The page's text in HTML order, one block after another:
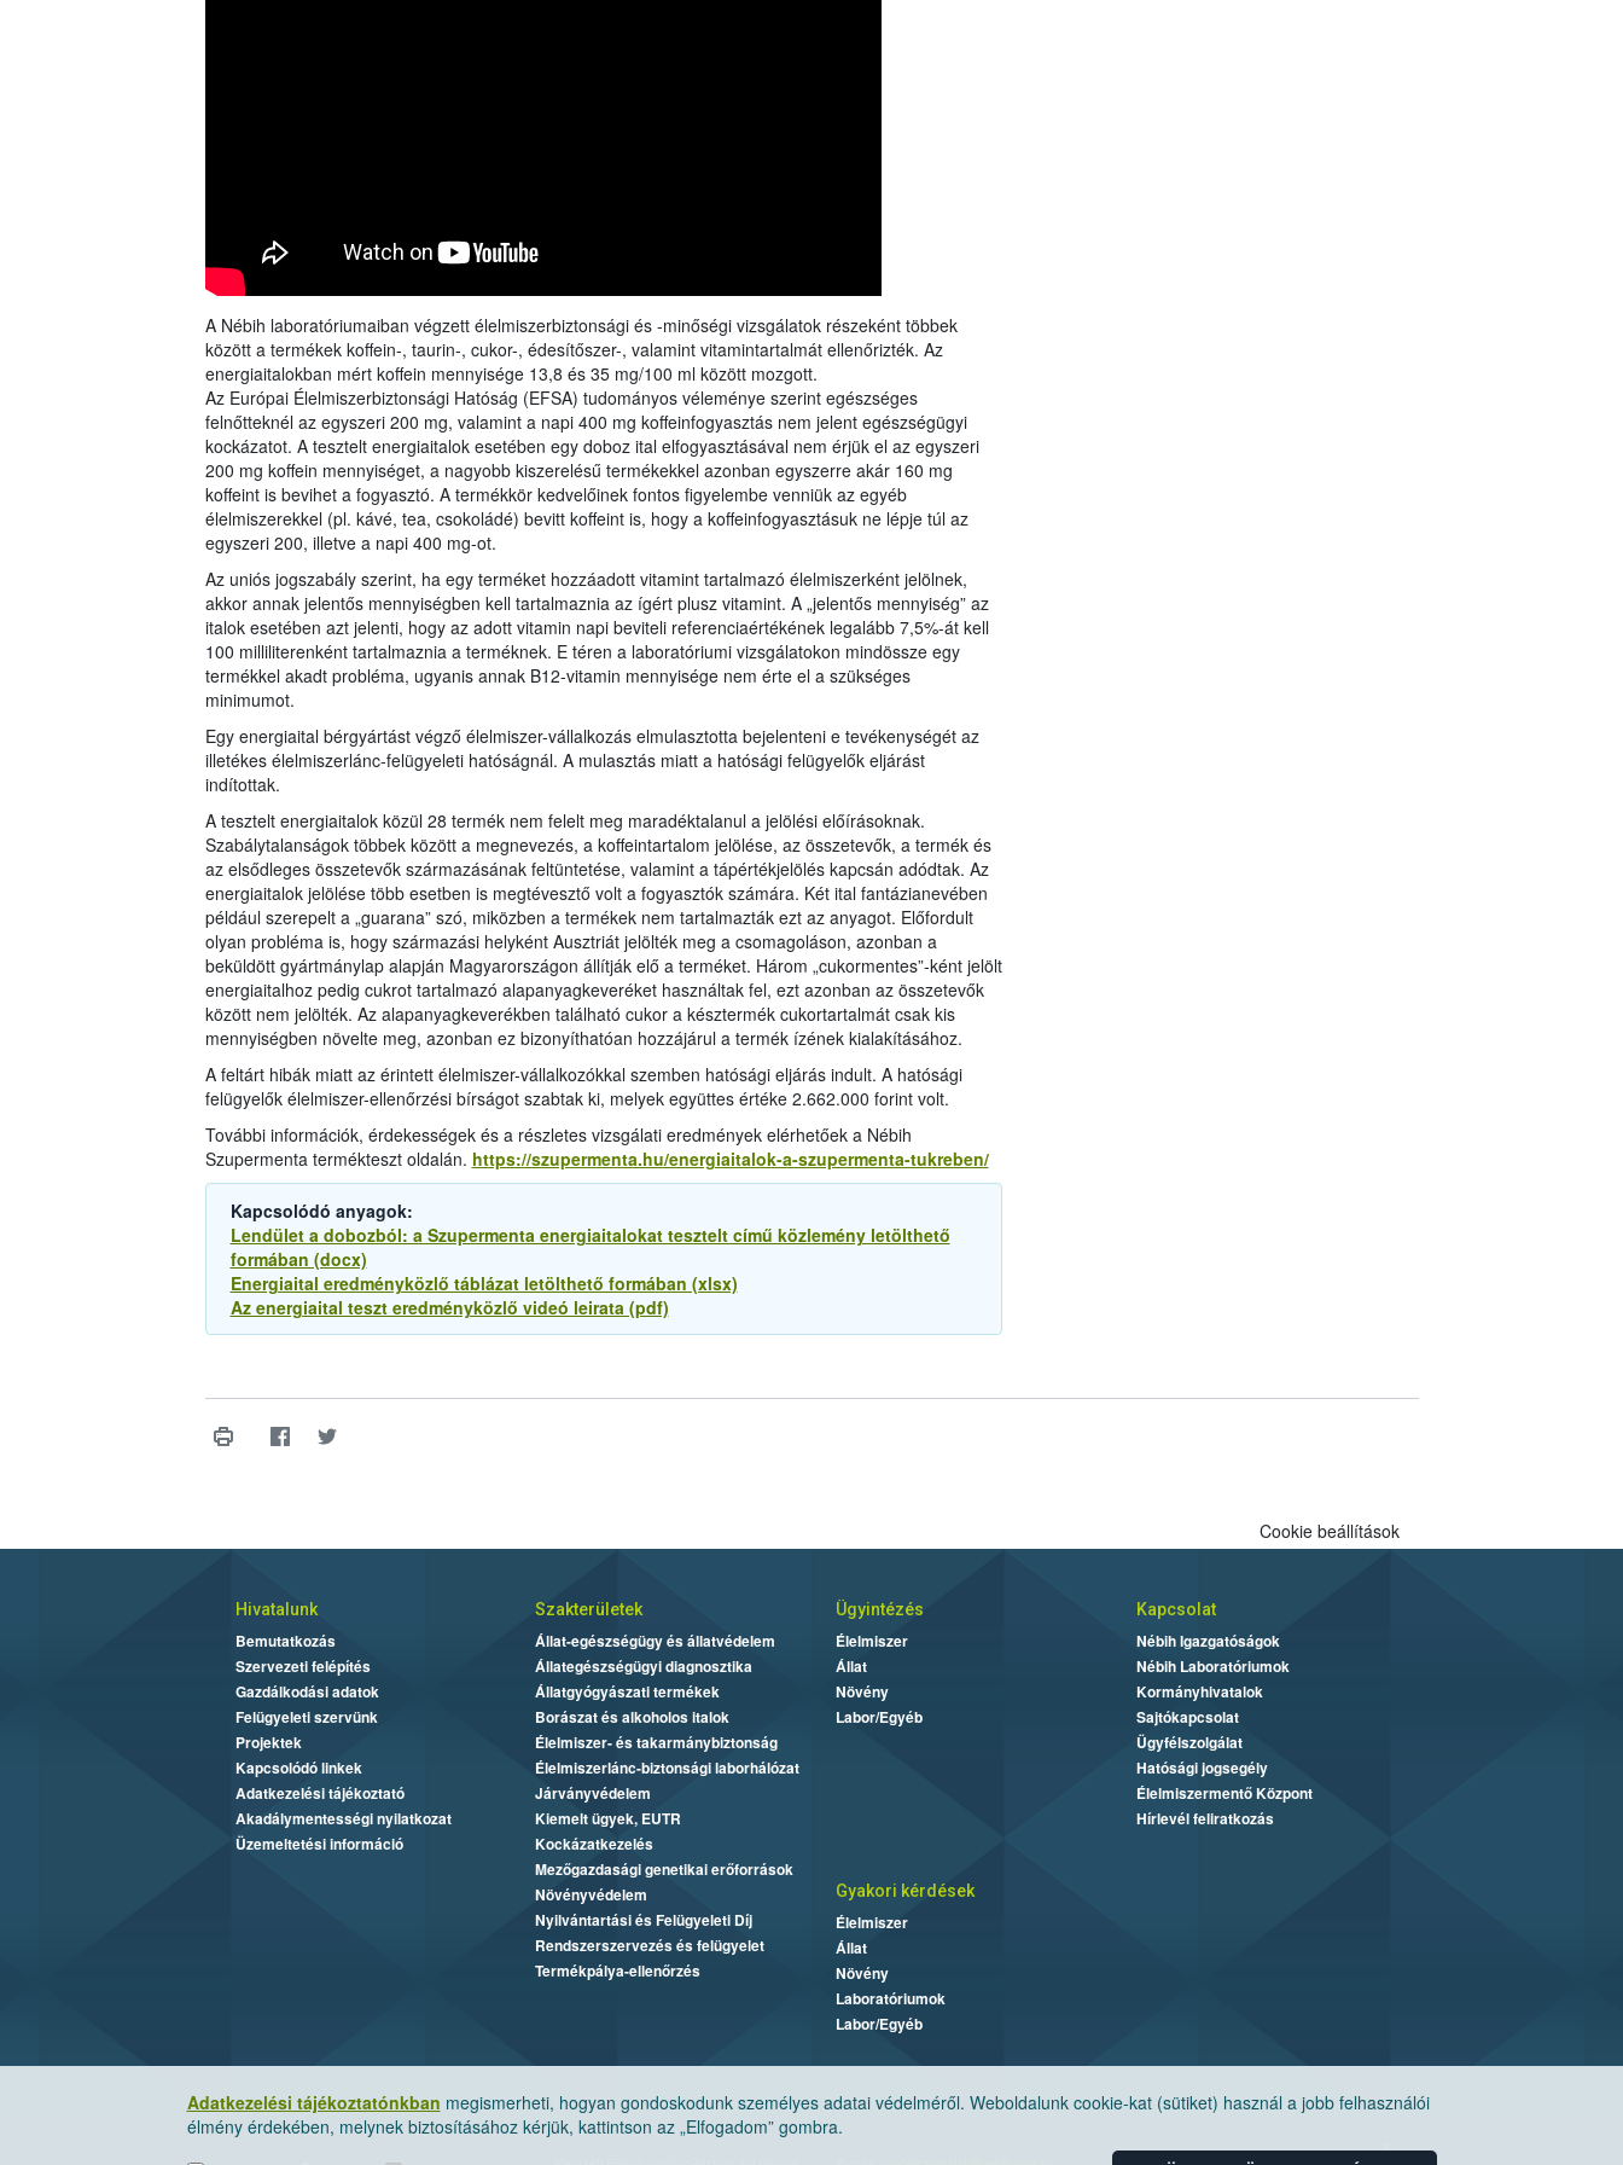
A Nébih laboratóriumaiban végzett élelmiszerbiztonsági és -minőségi vizsgálatok részeként többek
között a termékek koffein-, taurin-, cukor-, édesítőszer-, valamint vitamintartalmát ellenőrizték. Az
energiaitalokban mért koffein mennyisége 13,8 és 35 mg/100 ml között mozgott.
Az Európai Élelmiszerbiztonsági Hatóság (EFSA) tudományos véleménye szerint egészséges
felnőtteknél az egyszeri 200 mg, valamint a napi 400 mg koffeinfogyasztás nem jelent egészségügyi
kockázatot. A tesztelt energiaitalok esetében egy doboz ital elfogyasztásával nem érjük el az egyszeri
200 mg koffein mennyiséget, a nagyobb kiszerelésű termékekkel azonban egyszerre akár 160 mg
koffeint is bevihet a fogyasztó. A termékkör kedvelőinek fontos figyelembe venniük az egyéb
élelmiszerekkel (pl. kávé, tea, csokoládé) bevitt koffeint is, hogy a koffeinfogyasztásuk ne lépje túl az
egyszeri 200, illetve a napi 400 mg-ot.
Az uniós jogszabály szerint, ha egy terméket hozzáadott vitamint tartalmazó élelmiszerként jelölnek,
akkor annak jelentős mennyiségben kell tartalmaznia az ígért plusz vitamint. A „jelentős mennyiség” az
italok esetében azt jelenti, hogy az adott vitamin napi beviteli referenciaértékének legalább 7,5%-át kell
100 milliliterenként tartalmaznia a terméknek. E téren a laboratóriumi vizsgálatokon mindössze egy
termékkel akadt probléma, ugyanis annak B12-vitamin mennyisége nem érte el a szükséges
minimumot.
Egy energiaital bérgyártást végző élelmiszer-vállalkozás elmulasztotta bejelenteni e tevékenységét az
illetékes élelmiszerlánc-felügyeleti hatóságnál. A mulasztás miatt a hatósági felügyelők eljárást
indítottak.
A tesztelt energiaitalok közül 28 termék nem felelt meg maradéktalanul a jelölési előírásoknak.
Szabálytalanságok többek között a megnevezés, a koffeintartalom jelölése, az összetevők, a termék és
az elsődleges összetevők származásának feltüntetése, valamint a tápértékjelölés kapcsán adódtak. Az
energiaitalok jelölése több esetben is megtévesztő volt a fogyasztók számára. Két ital fantázianevében
például szerepelt a „guarana” szó, miközben a termékek nem tartalmazták ezt az anyagot. Előfordult
olyan probléma is, hogy származási helyként Ausztriát jelölték meg a csomagoláson, azonban a
beküldött gyártmánylap alapján Magyarországon állítják elő a terméket. Három „cukormentes”-ként jelölt
energiaitalhoz pedig cukrot tartalmazó alapanyagkeveréket használtak fel, ezt azonban az összetevők
között nem jelölték. Az alapanyagkeverékben található cukor a késztermék cukortartalmát csak kis
mennyiségben növelte meg, azonban ez bizonyíthatóan hozzájárul a termék ízének kialakításához.
A feltárt hibák miatt az érintett élelmiszer-vállalkozókkal szemben hatósági eljárás indult. A hatósági
felügyelők élelmiszer-ellenőrzési bírságot szabtak ki, melyek együttes értéke 2.662.000 forint volt.
További információk, érdekességek és a részletes vizsgálati eredmények elérhetőek a Nébih
Szupermenta termékteszt oldalán. https://szupermenta.hu/energiaitalok-a-szupermenta-tukreben/
Kapcsolódó anyagok:
Lendület a dobozból: a Szupermenta energiaitalokat tesztelt című közlemény letölthető
formában (docx)
Energiaital eredményközlő táblázat letölthető formában (xlsx)
Az energiaital teszt eredményközlő videó leirata (pdf)
Adatkezelési tájékoztatónkban megismerheti, hogyan gondoskodunk személyes adatai védelméről. Weboldalunk cookie-kat (sütiket) használ a jobb felhasználói
élmény érdekében, melynek biztosításához kérjük, kattintson az „Elfogadom” gombra.
Cookie beállítások
Hivatalunk
Bemutatkozás
Szervezeti felépítés
Gazdálkodási adatok
Felügyeleti szervünk
Projektek
Kapcsolódó linkek
Adatkezelési tájékoztató
Akadálymentességi nyilatkozat
Üzemeltetési információ
Szakterületek
Állat-egészségügy és állatvédelem
Állategészségügyi diagnosztika
Állatgyógyászati termékek
Borászat és alkoholos italok
Élelmiszer- és takarmánybiztonság
Élelmiszerlánc-biztonsági laborhálózat
Járványvédelem
Kiemelt ügyek, EUTR
Kockázatkezelés
Mezőgazdasági genetikai erőforrások
Növényvédelem
Nyilvántartási és Felügyeleti Díj
Rendszerszervezés és felügyelet
Termékpálya-ellenőrzés
Ügyintézés
Élelmiszer
Állat
Növény
Labor/Egyéb
Kapcsolat
Nébih Igazgatóságok
Nébih Laboratóriumok
Kormányhivatalok
Sajtókapcsolat
Ügyfélszolgálat
Hatósági jogsegély
Élelmiszermentő Központ
Hírlevél feliratkozás
Gyakori kérdések
Élelmiszer
Állat
Növény
Laboratóriumok
Labor/Egyéb